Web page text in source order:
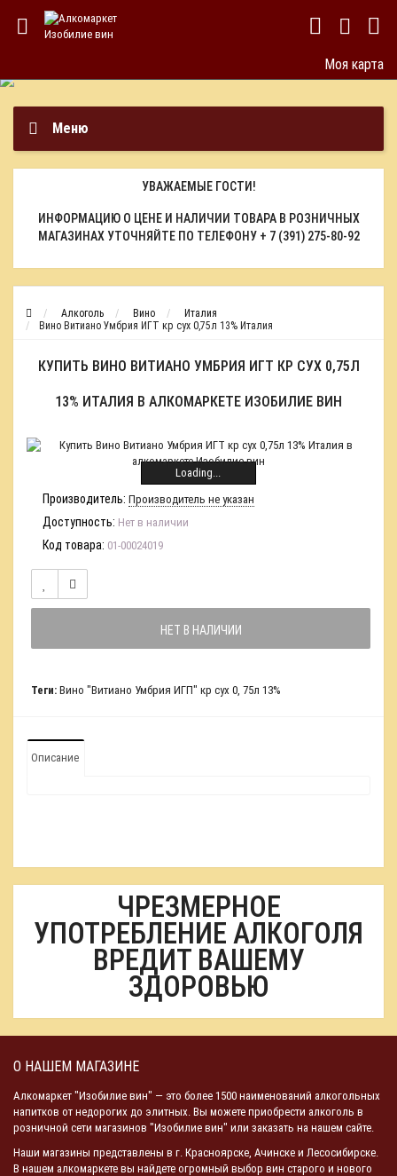
Моя карта
Меню
УВАЖАЕМЫЕ ГОСТИ!
ИНФОРМАЦИЮ О ЦЕНЕ И НАЛИЧИИ ТОВАРА В РОЗНИЧНЫХ
МАГАЗИНАХ УТОЧНЯЙТЕ ПО ТЕЛЕФОНУ + 7 (391) 275-80-92
Алкоголь Вино
Италия
Вино Витиано Умбрия ИГТ кр сух 0,75л 13% Италия
КУПИТЬ ВИНО ВИТИАНО УМБРИЯ ИГТ КР СУХ 0,75Л
13% ИТАЛИЯ В АЛКОМАРКЕТЕ ИЗОБИЛИЕ ВИН
Loading...
Производитель: Производитель не указан
Доступность: Нет в наличии
Код товара: 01-00024019
НЕТ В НАЛИЧИИ
Теги: Вино "Витиано Умбрия ИГП" кр сух 0, 75л 13%
Описание
ЧРЕЗМЕРНОЕ
УПОТРЕБЛЕНИЕ АЛКОГОЛЯ
ВРЕДИТ ВАШЕМУ
ЗДОРОВЬЮ
О НАШЕМ МАГАЗИНЕ
Алкомаркет "Изобилие вин" — это более 1500 наименований алкогольных
напитков от недорогих до элитных. Вы можете приобрести алкоголь в
розничной сети магазинов "Изобилие вин" или заказать на нашем сайте.
Наши магазины представлены в г. Красноярске, Ачинске и Лесосибирске.
В нашем алкомаркете вы найдете огромный выбор вин старого и нового